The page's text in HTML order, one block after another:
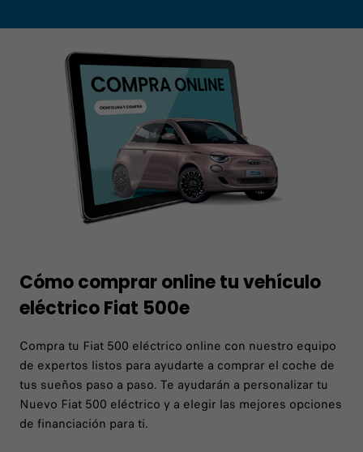
Cómo comprar online tu vehículo
eléctrico Fiat 500e
Compra tu Fiat 500 eléctrico online con nuestro equipo
de expertos listos para ayudarte a comprar el coche de
tus sueños paso a paso. Te ayudarán a personalizar tu
Nuevo Fiat 500 eléctrico y a elegir las mejores opciones
de financiación para ti.